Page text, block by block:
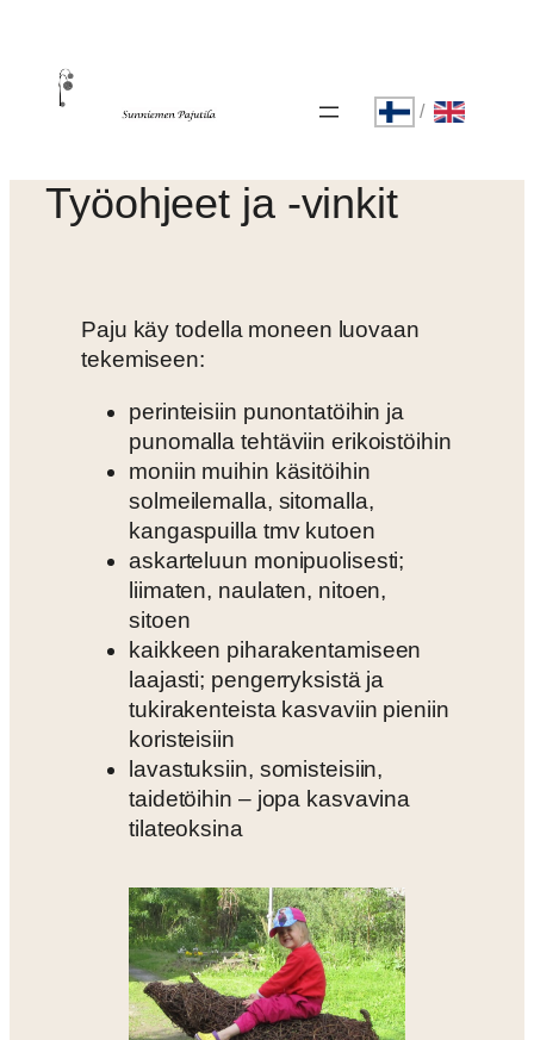
/
Työohjeet ja -vinkit
Paju käy todella moneen luovaan
tekemiseen:
perinteisiin punontatöihin ja
punomalla tehtäviin erikoistöihin
moniin muihin käsitöihin
solmeilemalla, sitomalla,
kangaspuilla tmv kutoen
askarteluun monipuolisesti;
liimaten, naulaten, nitoen,
sitoen
kaikkeen piharakentamiseen
laajasti; pengerryksistä ja
tukirakenteista kasvaviin pieniin
koristeisiin
lavastuksiin, somisteisiin,
taidetöihin – jopa kasvavina
tilateoksina